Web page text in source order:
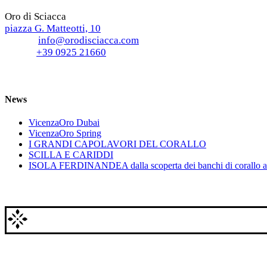
Oro di Sciacca
piazza G. Matteotti, 10
info@orodisciacca.com
+39 0925 21660
News
VicenzaOro Dubai
VicenzaOro Spring
I GRANDI CAPOLAVORI DEL CORALLO
SCILLA E CARIDDI
ISOLA FERDINANDEA dalla scoperta dei banchi di corallo